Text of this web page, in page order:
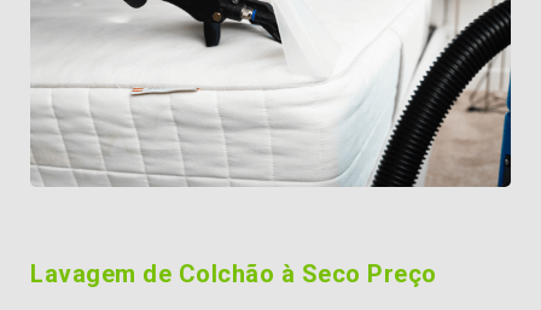
Lavagem de Colchão à Seco Preço